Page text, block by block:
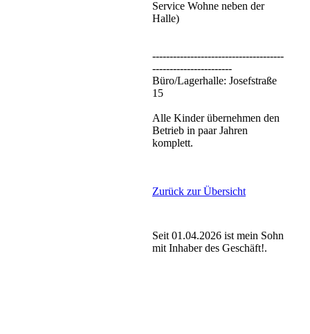
Service Wohne neben der
Halle)
‐-------------------------------------
-----------------------
Büro/Lagerhalle: Josefstraße
15
Alle Kinder übernehmen den
Betrieb in paar Jahren
komplett.
Zurück zur Übersicht
Seit 01.04.2026 ist mein Sohn
mit Inhaber des Geschäft!.